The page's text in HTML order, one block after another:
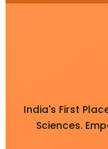
India's First
Sciences.